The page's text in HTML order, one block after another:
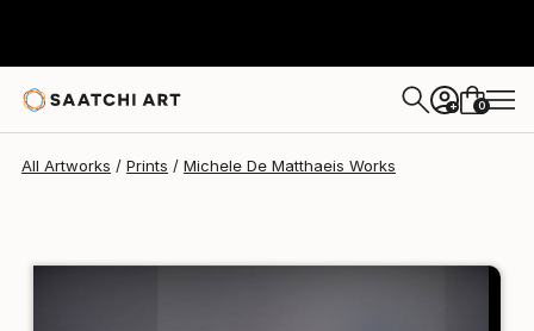
+ 0
All Artworks Prints Michele De Matthaeis Works